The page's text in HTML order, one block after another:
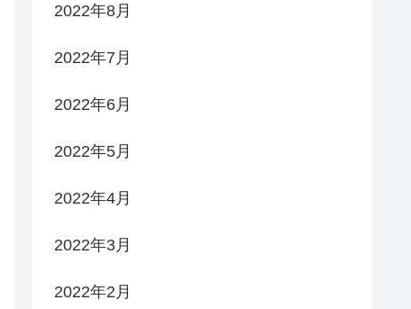
2022年8月
2022年7月
2022年6月
2022年5月
2022年4月
2022年3月
2022年2月